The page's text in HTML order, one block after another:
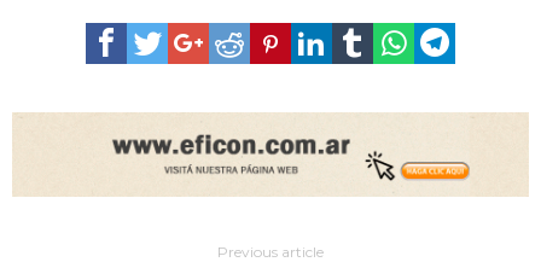
Previous article